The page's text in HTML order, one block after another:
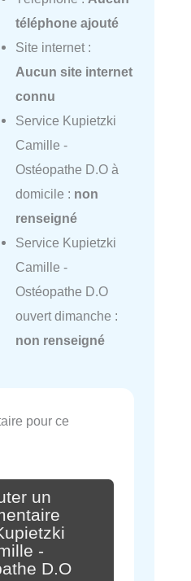
téléphone ajouté
Site internet :
Aucun site internet
connu
Service Kupietzki
Camille -
Ostéopathe D.O à
domicile : non
renseigné
Service Kupietzki
Camille -
Ostéopathe D.O
ouvert dimanche :
non renseigné
pour ce
un
-
D.O